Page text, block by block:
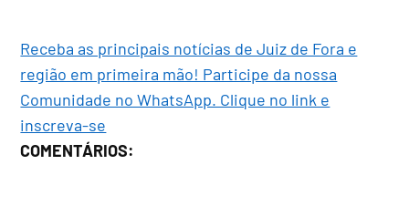
Receba as principais notícias de Juiz de Fora e
região em primeira mão! Participe da nossa
Comunidade no WhatsApp. Clique no link e
inscreva-se
COMENTÁRIOS: